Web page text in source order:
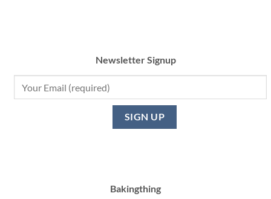
Newsletter Signup
Bakingthing